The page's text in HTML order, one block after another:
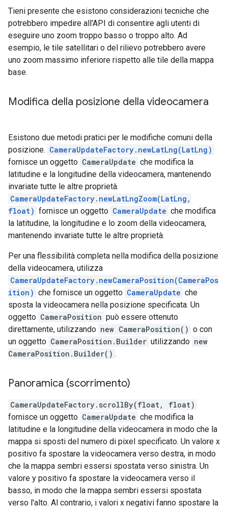
Tieni presente che esistono considerazioni tecniche che
potrebbero impedire all'API di consentire agli utenti di
eseguire uno zoom troppo basso o troppo alto. Ad
esempio, le tile satellitari o del rilievo potrebbero avere
uno zoom massimo inferiore rispetto alle tile della mappa
base.
Modifica della posizione della videocamera
Esistono due metodi pratici per le modifiche comuni della
posizione. CameraUpdateFactory.newLatLng(LatLng)
fornisce un oggetto CameraUpdate che modifica la
latitudine e la longitudine della videocamera, mantenendo
invariate tutte le altre proprietà.
CameraUpdateFactory.newLatLngZoom(LatLng,
float) fornisce un oggetto CameraUpdate che modifica
la latitudine, la longitudine e lo zoom della videocamera,
mantenendo invariate tutte le altre proprietà.
Per una flessibilità completa nella modifica della posizione
della videocamera, utilizza
CameraUpdateFactory.newCameraPosition(CameraPos
ition) che fornisce un oggetto CameraUpdate che
sposta la videocamera nella posizione specificata. Un
oggetto CameraPosition può essere ottenuto
direttamente, utilizzando new CameraPosition() o con
un oggetto CameraPosition.Builder utilizzando new
CameraPosition.Builder() .
Panoramica (scorrimento)
CameraUpdateFactory.scrollBy(float, float)
fornisce un oggetto CameraUpdate che modifica la
latitudine e la longitudine della videocamera in modo che la
mappa si sposti del numero di pixel specificato. Un valore x
positivo fa spostare la videocamera verso destra, in modo
che la mappa sembri essersi spostata verso sinistra. Un
valore y positivo fa spostare la videocamera verso il
basso, in modo che la mappa sembri essersi spostata
verso l'alto. Al contrario, i valori x negativi fanno spostare la